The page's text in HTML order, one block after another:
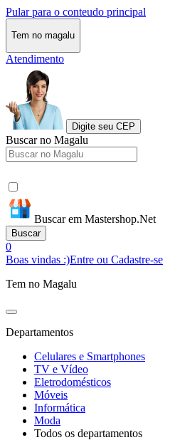
Pular para o conteudo principal
Tem no magalu
Atendimento
Digite seu CEP
Buscar no Magalu
Buscar em Mastershop.Net
Buscar
0
Boas vindas :)Entre ou Cadastre-se
Tem no Magalu
Departamentos
Celulares e Smartphones
TV e Vídeo
Eletrodomésticos
Móveis
Informática
Moda
Todos os departamentos